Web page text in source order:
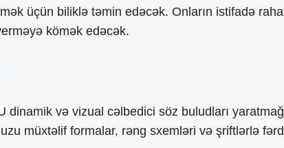
üçün biliklə təmin edəcək. Onların istifadə
kömək edəcək.
və vizual cəlbedici söz buludları
müxtəlif formalar, rəng sxemləri və şriftlərlə